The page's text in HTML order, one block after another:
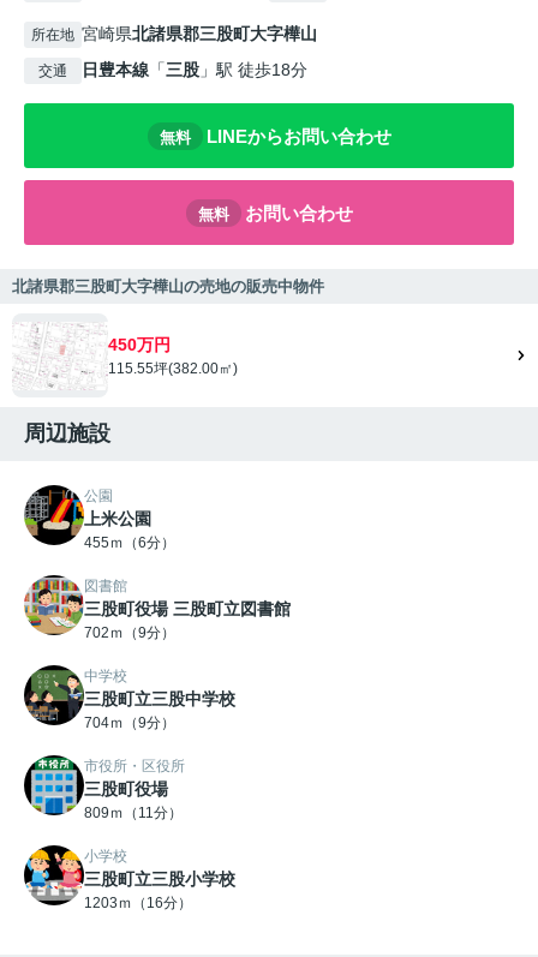
所在地 宮崎県北諸県郡三股町大字樺山
交通 日豊本線 「三股 」駅 徒歩18分
無料 LINEからお問い合わせ
無料 お問い合わせ
北諸県郡三股町大字樺山の売地の販売中物件
450万円
115.55坪(382.00㎡)
周辺施設
公園
上米公園
455ｍ（6分）
図書館
三股町役場 三股町立図書館
702ｍ（9分）
中学校
三股町立三股中学校
704ｍ（9分）
市役所・区役所
三股町役場
809ｍ（11分）
小学校
三股町立三股小学校
1203ｍ（16分）